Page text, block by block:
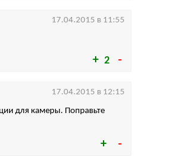
2
17.04.2015 в 11:55
для камеры. Поправьте
17.04.2015 в 12:15